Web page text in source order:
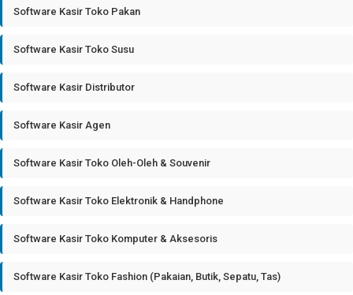
Software Kasir Toko Pakan
Software Kasir Toko Susu
Software Kasir Distributor
Software Kasir Agen
Software Kasir Toko Oleh-Oleh & Souvenir
Software Kasir Toko Elektronik & Handphone
Software Kasir Toko Komputer & Aksesoris
Software Kasir Toko Fashion (Pakaian, Butik, Sepatu, Tas)